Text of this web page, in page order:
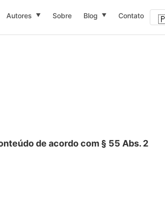
Autores ▼ Sobre Blog ▼ Contato
de acordo com § 55 Abs. 2